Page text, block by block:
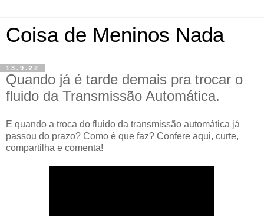
Coisa de Meninos Nada
13.9.22
Quando já é tarde demais pra trocar o
fluido da Transmissão Automática.
E quando a troca do fluido da transmissão automática já
passou do prazo? Como é que faz? Confere aqui, curte,
compartilha e comenta!